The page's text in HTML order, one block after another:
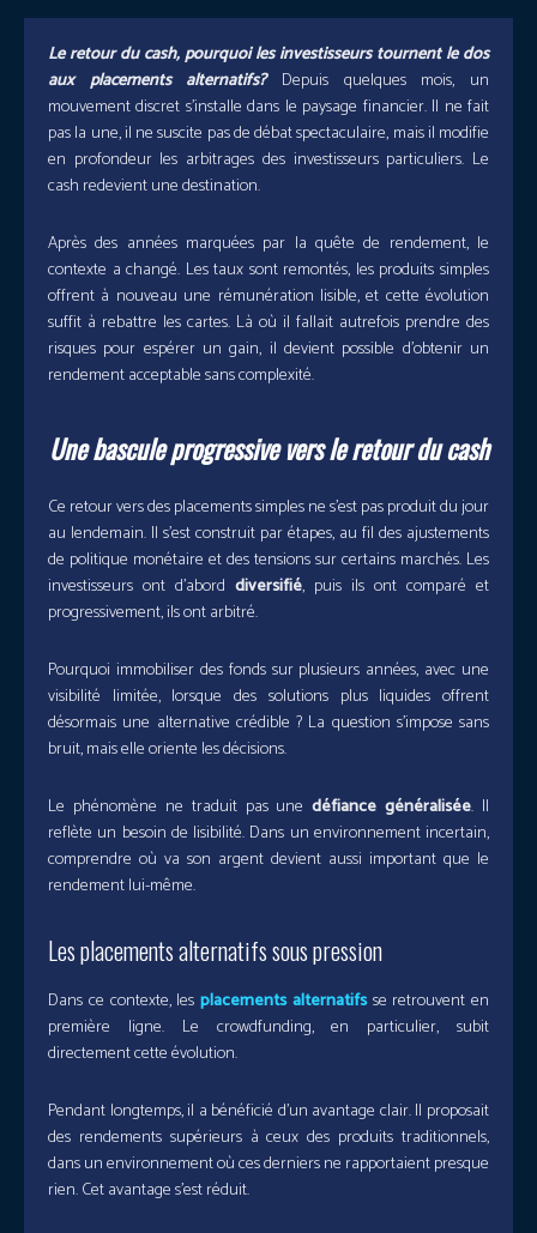
Le retour du cash, pourquoi les investisseurs tournent le dos
aux placements alternatifs? Depuis quelques mois, un
mouvement discret s’installe dans le paysage financier. Il ne fait
pas la une, il ne suscite pas de débat spectaculaire, mais il modifie
en profondeur les arbitrages des investisseurs particuliers. Le
cash redevient une destination.
Après des années marquées par la quête de rendement, le
contexte a changé. Les taux sont remontés, les produits simples
offrent à nouveau une rémunération lisible, et cette évolution
suffit à rebattre les cartes. Là où il fallait autrefois prendre des
risques pour espérer un gain, il devient possible d’obtenir un
rendement acceptable sans complexité.
Une bascule progressive vers le retour du cash
Ce retour vers des placements simples ne s’est pas produit du jour
au lendemain. Il s’est construit par étapes, au fil des ajustements
de politique monétaire et des tensions sur certains marchés. Les
investisseurs ont d’abord diversifié, puis ils ont comparé et
progressivement, ils ont arbitré.
Pourquoi immobiliser des fonds sur plusieurs années, avec une
visibilité limitée, lorsque des solutions plus liquides offrent
désormais une alternative crédible ? La question s’impose sans
bruit, mais elle oriente les décisions.
Le phénomène ne traduit pas unedéfiance généralisée. Il
reflète un besoin de lisibilité. Dans un environnement incertain,
comprendre où va son argent devient aussi important que le
rendement lui-même.
Les placements alternatifs sous pression
Dans ce contexte, les placements alternatifsse retrouvent en
première ligne. Le crowdfunding, en particulier, subit
directement cette évolution.
Pendant longtemps, il a bénéficié d’un avantage clair. Il proposait
des rendements supérieurs à ceux des produits traditionnels,
dans un environnement où ces derniers ne rapportaient presque
rien. Cet avantage s’est réduit.